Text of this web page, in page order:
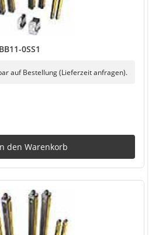
0SS1
auf Bestellung (Lieferzeit anfragen).
den Warenkorb